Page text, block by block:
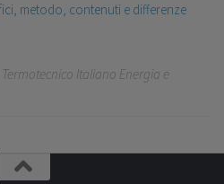
metodo, contenuti e differenze
Italiano Energia e